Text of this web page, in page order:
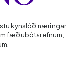
kynslóð næringar
fæðubótarefnum,